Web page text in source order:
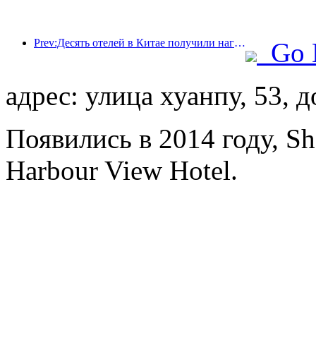
Prev:Десять отелей в Китае получили награду за лучший дизайн-отель на Неделе дизайна в Милане · China Week 2024!
Go
адрес: улица хуанпу, 53,
Появились в 2014 году,
Harbour View Hotel.